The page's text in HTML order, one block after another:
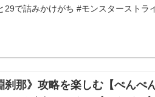
29で詰みかけがち #モンスターストラ
那》攻略を楽しむ【ぺんぺん